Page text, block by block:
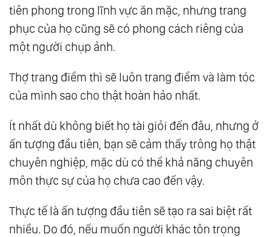
tiên phong trong lĩnh vực ăn mặc, nhưng trang
phục của họ cũng sẽ có phong cách riêng của
một người chụp ảnh.
Thợ trang điểm thì sẽ luôn trang điểm và làm tóc
của mình sao cho thật hoàn hảo nhất.
Ít nhất dù không biết họ tài giỏi đến đâu, nhưng ở
ấn tượng đầu tiên, bạn sẽ cảm thấy trông họ thật
chuyên nghiệp, mặc dù có thể khả năng chuyên
môn thực sự của họ chưa cao đến vậy.
Thực tế là ấn tượng đầu tiên sẽ tạo ra sai biệt rất
nhiều. Do đó, nếu muốn người khác tôn trọng